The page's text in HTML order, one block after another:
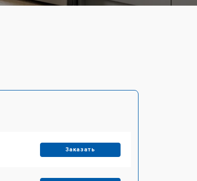
Заказать